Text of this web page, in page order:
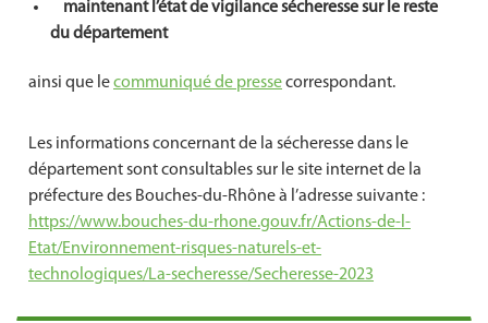
maintenant l’état de vigilance sécheresse sur le reste
du département
ainsi que lecommuniqué de pressecorrespondant.
Les informations concernant de la sécheresse dans le
département sont consultables sur le site internet de la
préfecture des Bouches-du-Rhône à l’adresse suivante :
https://www.bouches-du-rhone.gouv.fr/Actions-de-l-
Etat/Environnement-risques-naturels-et-
technologiques/La-secheresse/Secheresse-2023